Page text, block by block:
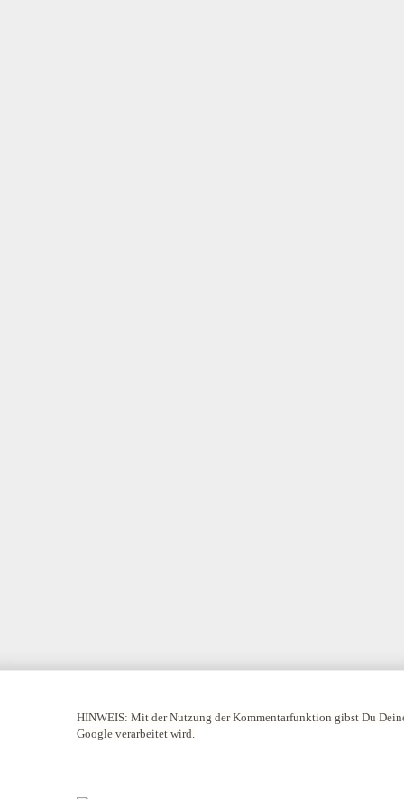
HINWEIS: Mit der Nutzung der Kommentarfunktion gibst Du
Google verarbeitet wird.